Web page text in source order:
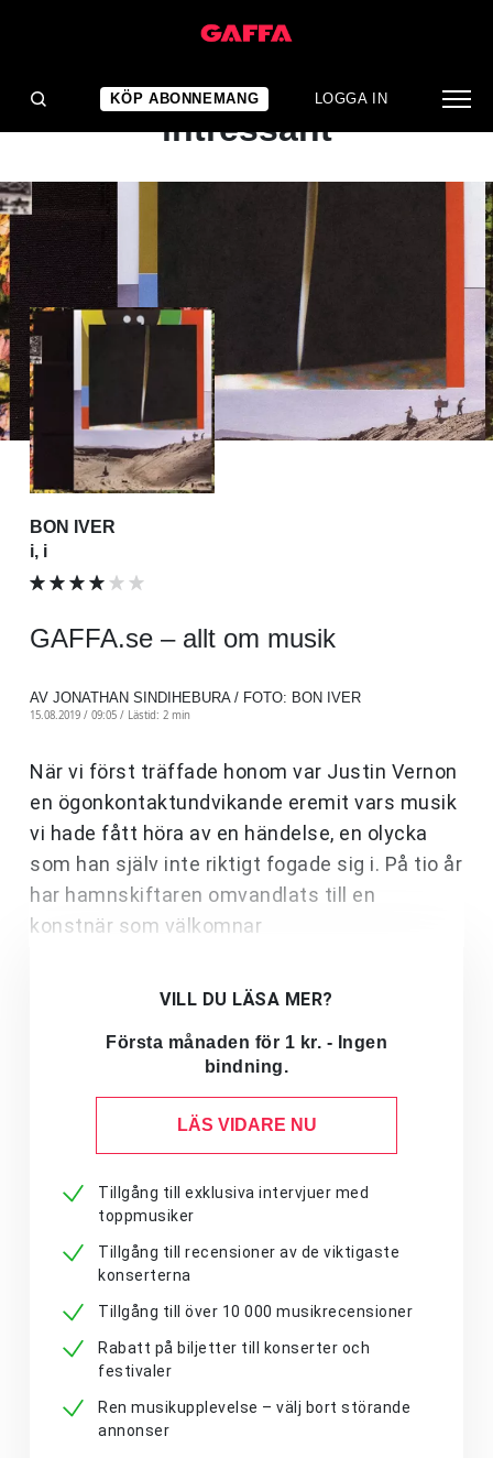
KÖP ABONNEMANG LOGGA IN
ALBUMRECENSION
Åtminstone riktigt
intressant
BON IVER
i, i
GAFFA.se – allt om musik
AV JONATHAN SINDIHEBURA / FOTO: BON IVER
15.08.2019 / 09:05 / Lästid: 2 min
När vi först träffade honom var Justin Vernon
en ögonkontaktundvikande eremit vars musik
vi hade fått höra av en händelse, en olycka
som han själv inte riktigt fogade sig i. På tio år
har hamnskiftaren omvandlats till en
konstnär som välkomnar
VILL DU LÄSA MER?
Första månaden för 1 kr. - Ingen
bindning.
LÄS VIDARE NU
Tillgång till exklusiva intervjuer med
toppmusiker
Tillgång till recensioner av de viktigaste
konserterna
Tillgång till över 10 000 musikrecensioner
Rabatt på biljetter till konserter och
festivaler
Ren musikupplevelse – välj bort störande
annonser